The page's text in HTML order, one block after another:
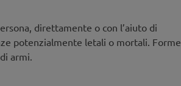
i contesti e le motivazioni
delle difficoltà, con i relativi
direttamente o con l’aiuto di
potenzialmente letali o mortali. Forme
armi.